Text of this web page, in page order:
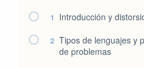
1 Introducción y
2 Tipos de lenguajes y
de problemas